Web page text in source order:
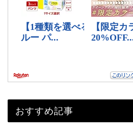
おすすめ記事